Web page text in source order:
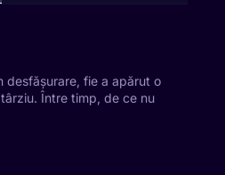
desfășurare, fie a apărut o
Între timp, de ce nu